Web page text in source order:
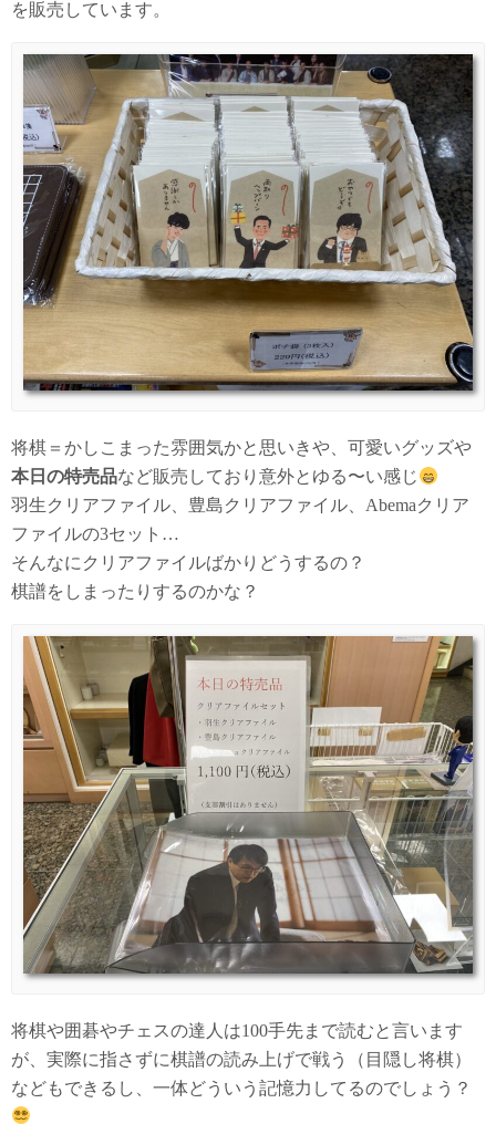
を販売しています。
将棋＝かしこまった雰囲気かと思いきや、可愛いグッズや
本日の特売品など販売しており意外とゆる〜い感じ
羽生クリアファイル、豊島クリアファイル、Abemaクリア
ファイルの3セット…
そんなにクリアファイルばかりどうするの？
棋譜をしまったりするのかな？
将棋や囲碁やチェスの達人は100手先まで読むと言います
が、実際に指さずに棋譜の読み上げで戦う（目隠し将棋）
などもできるし、一体どういう記憶力してるのでしょう？